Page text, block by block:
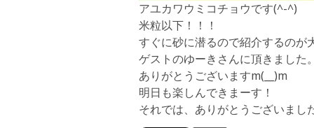
アユカワウミコチョウです(^-^)
米粒以下！！！
すぐに砂に潜るので紹介するのが
ゲストのゆーきさんに頂きました
ありがとうございますm(__)m
明日も楽しんできまーす！
それでは、ありがとうございまし